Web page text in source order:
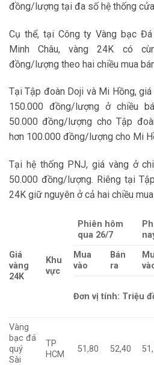
đồng/lượng tại đa số hệ thống
Cụ thể, tại Công ty Vàng bạc
Minh Châu, vàng 24K có
đồng/lượng theo hai chiều mua
Tại Tập đoàn Doji và Mi Hồng,
150.000 đồng/lượng ở chiều
50.000 đồng/lượng cho Tập
hơn 100.000 đồng/lượng cho Mi
Tại hệ thống PNJ, giá vàng ở
50.000 đồng/lượng. Riêng tại
24K giữ nguyên ở cả hai chiều
Giá
vàng
24K
Khu
vực
Phiên hôm
qua 26/7
Mua
vào
Bán
ra
Đơn vị tính: Triệu
Vàng
bạc đá
quý
Sài
TP
HCM
51,80 52,40